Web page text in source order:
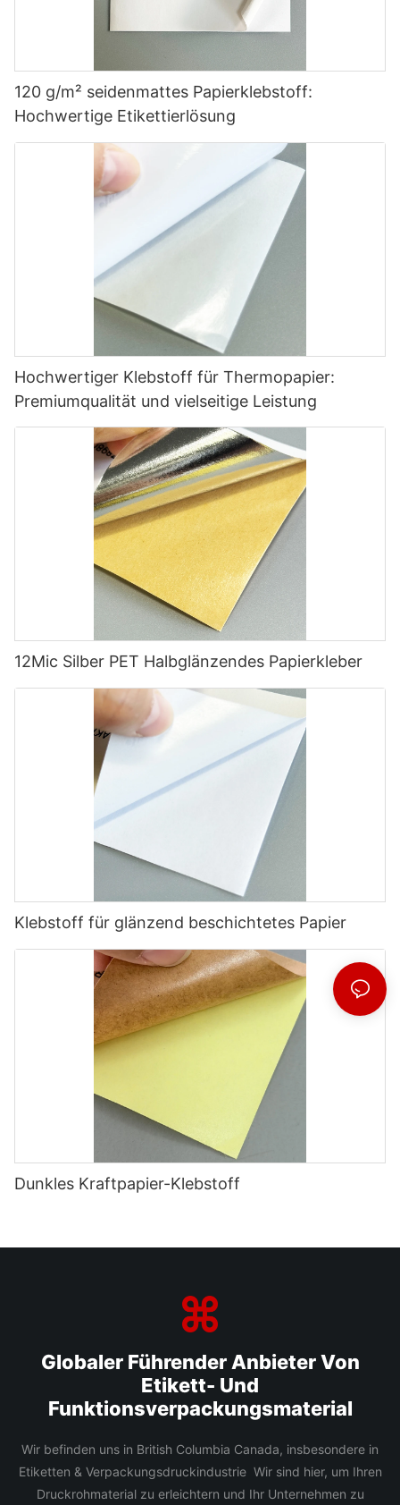
120 g/m² seidenmattes Papierklebstoff:
Hochwertige Etikettierlösung
Hochwertiger Klebstoff für Thermopapier:
Premiumqualität und vielseitige Leistung
12Mic Silber PET Halbglänzendes Papierkleber
Klebstoff für glänzend beschichtetes Papier
Dunkles Kraftpapier-Klebstoff
Globaler Führender Anbieter Von
Etikett- Und
Funktionsverpackungsmaterial
Wir befinden uns in British Columbia Canada, insbesondere in
Etiketten & Verpackungsdruckindustrie Wir sind hier, um Ihren
Druckrohmaterial zu erleichtern und Ihr Unternehmen zu